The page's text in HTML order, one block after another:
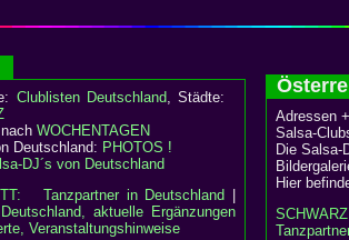
Clublisten Deutschland, Städte:
WOCHENTAGEN
Deutschland: PHOTOS !
DJ´s von Deutschland
Tanzpartner in Deutschland
aktuelle Ergänzungen
Veranstaltungshinweise
Adressen
Salsa-
Die
Hier